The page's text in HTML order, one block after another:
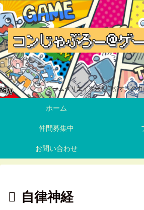
ゲームクリエイターを目指す人の
ホーム
仲間募集中
お問い合わせ
自律神経